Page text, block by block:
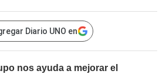
Diario UNO en
nos ayuda a mejorar el